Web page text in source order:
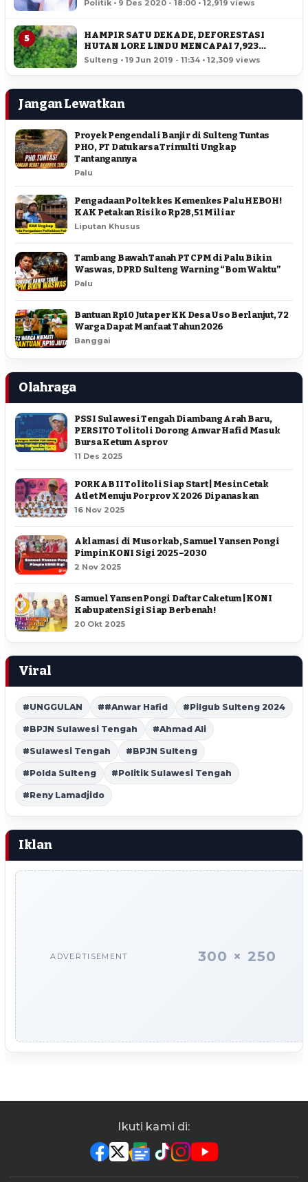
Politik • 9 Des 2020 - 18:00 • 12,919 views
5
HAMPIR SATU DEKADE, DEFORESTASI
HUTAN LORE LINDU MENCAPAI 7,923
HEKTAR
Sulteng • 19 Jun 2019 - 11:34 • 12,309 views
Jangan Lewatkan
Proyek Pengendali Banjir di Sulteng Tuntas
PHO, PT Datukarsa Trimulti Ungkap
Tantangannya
Palu
Pengadaan Poltekkes Kemenkes Palu HEBOH!
KAK Petakan Risiko Rp28,51 Miliar
Liputan Khusus
Tambang Bawah Tanah PT CPM di Palu Bikin
Waswas, DPRD Sulteng Warning “Bom Waktu”
Palu
Bantuan Rp10 Juta per KK Desa Uso Berlanjut, 72
Warga Dapat Manfaat Tahun 2026
Banggai
Olahraga
PSSI Sulawesi Tengah Diambang Arah Baru,
PERSITO Tolitoli Dorong Anwar Hafid Masuk
Bursa Ketum Asprov
11 Des 2025
PORKAB II Tolitoli Siap Start | Mesin Cetak
Atlet Menuju Porprov X 2026 Dipanaskan
16 Nov 2025
Aklamasi di Musorkab, Samuel Yansen Pongi
Pimpin KONI Sigi 2025–2030
2 Nov 2025
Samuel Yansen Pongi Daftar Caketum | KONI
Kabupaten Sigi Siap Berbenah !
20 Okt 2025
Viral
#UNGGULAN ##Anwar Hafid #Pilgub Sulteng 2024
#BPJN Sulawesi Tengah #Ahmad Ali
#Sulawesi Tengah #BPJN Sulteng
#Polda Sulteng #Politik Sulawesi Tengah
#Reny Lamadjido
Iklan
ADVERTISEMENT 300 × 250
Ikuti kami di: